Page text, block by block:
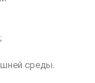
среды.